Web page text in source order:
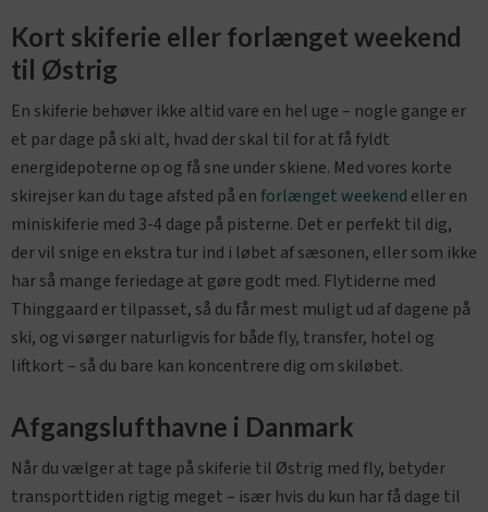
Kort skiferie eller forlænget weekend
til Østrig
En skiferie behøver ikke altid vare en hel uge – nogle gange er
et par dage på ski alt, hvad der skal til for at få fyldt
energidepoterne op og få sne under skiene. Med vores korte
skirejser kan du tage afsted på enforlænget weekend eller en
miniskiferie med 3-4 dage på pisterne. Det er perfekt til dig,
der vil snige en ekstra tur ind i løbet af sæsonen, eller som ikke
har så mange feriedage at gøre godt med. Flytiderne med
Thinggaard er tilpasset, så du får mest muligt ud af dagene på
ski, og vi sørger naturligvis for både fly, transfer, hotel og
liftkort – så du bare kan koncentrere dig om skiløbet.
Afgangslufthavne i Danmark
Når du vælger at tage på skiferie til Østrig med fly, betyder
transporttiden rigtig meget – især hvis du kun har få dage til